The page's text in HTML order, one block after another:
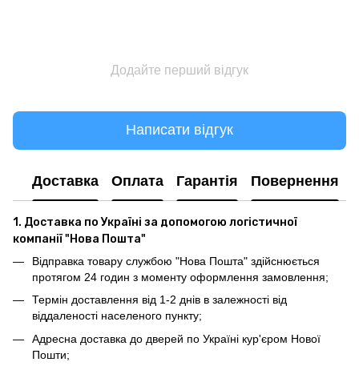
Додайте перший відгук
Написати відгук
Доставка Оплата Гарантія Повернення
1. Доставка по Україні за допомогою логістичної
компанії "Нова Пошта"
Відправка товару службою "Нова Пошта" здійснюється
протягом 24 годин з моменту оформлення замовлення;
Термін доставлення від 1-2 днів в залежності від
віддаленості населеного пункту;
Адресна доставка до дверей по Україні кур'єром Нової
Пошти;